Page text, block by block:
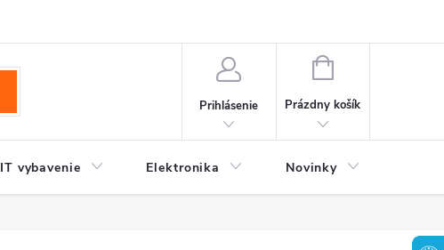
Prihlásenie
NÁKUPNÝ
Prázdny košík
IT vybavenie Elektronika Novinky